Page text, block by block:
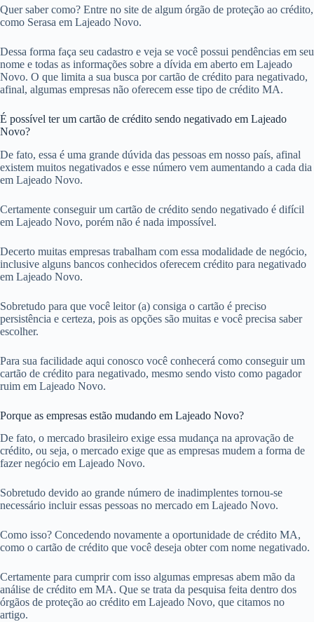
Quer saber como? Entre no site de algum órgão de proteção ao crédito,
como Serasa em Lajeado Novo.
Dessa forma faça seu cadastro e veja se você possui pendências em seu
nome e todas as informações sobre a dívida em aberto em Lajeado
Novo. O que limita a sua busca por cartão de crédito para negativado,
afinal, algumas empresas não oferecem esse tipo de crédito MA.
É possível ter um cartão de crédito sendo negativado em Lajeado
Novo?
De fato, essa é uma grande dúvida das pessoas em nosso país, afinal
existem muitos negativados e esse número vem aumentando a cada dia
em Lajeado Novo.
Certamente conseguir um cartão de crédito sendo negativado é difícil
em Lajeado Novo, porém não é nada impossível.
Decerto muitas empresas trabalham com essa modalidade de negócio,
inclusive alguns bancos conhecidos oferecem crédito para negativado
em Lajeado Novo.
Sobretudo para que você leitor (a) consiga o cartão é preciso
persistência e certeza, pois as opções são muitas e você precisa saber
escolher.
Para sua facilidade aqui conosco você conhecerá como conseguir um
cartão de crédito para negativado, mesmo sendo visto como pagador
ruim em Lajeado Novo.
Porque as empresas estão mudando em Lajeado Novo?
De fato, o mercado brasileiro exige essa mudança na aprovação de
crédito, ou seja, o mercado exige que as empresas mudem a forma de
fazer negócio em Lajeado Novo.
Sobretudo devido ao grande número de inadimplentes tornou-se
necessário incluir essas pessoas no mercado em Lajeado Novo.
Como isso? Concedendo novamente a oportunidade de crédito MA,
como o cartão de crédito que você deseja obter com nome negativado.
Certamente para cumprir com isso algumas empresas abem mão da
análise de crédito em MA. Que se trata da pesquisa feita dentro dos
órgãos de proteção ao crédito em Lajeado Novo, que citamos no
artigo.